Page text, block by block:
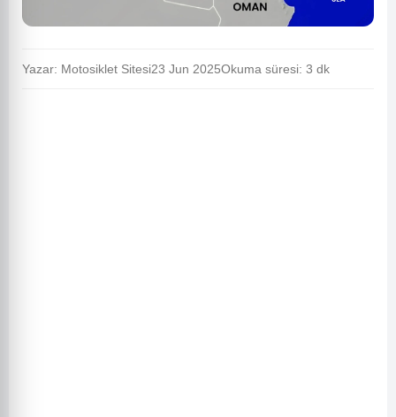
Yazar: Motosiklet Sitesi23 Jun 2025Okuma süresi: 3 dk